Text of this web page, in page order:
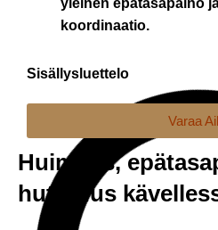
yleinen epätasapaino
koordinaatio.
Sisällysluettelo
Varaa
Huimaus,
huteruus